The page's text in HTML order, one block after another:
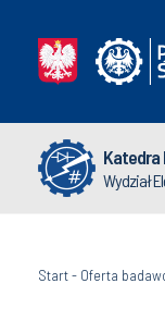
Wydział
Start- Oferta